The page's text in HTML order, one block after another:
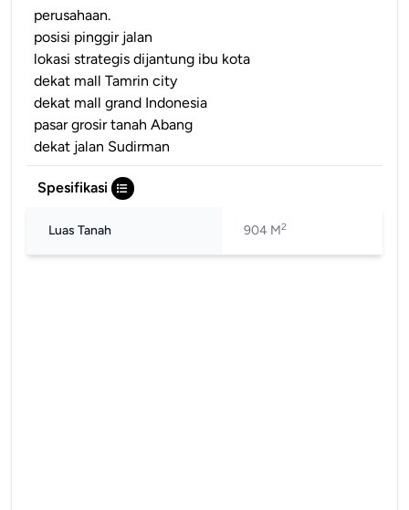
perusahaan.
posisi pinggir jalan
lokasi strategis dijantung ibu kota
dekat mall Tamrin city
dekat mall grand Indonesia
pasar grosir tanah Abang
dekat jalan Sudirman
Spesifikasi
Luas Tanah 904 M2